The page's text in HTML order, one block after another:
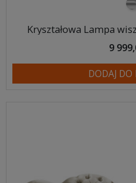
Kryształowa Lampa
9
DODAJ